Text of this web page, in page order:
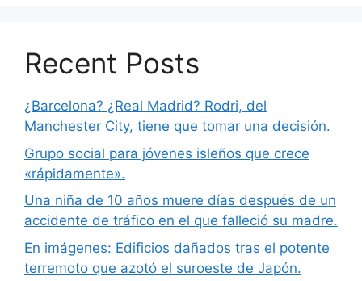
Recent Posts
¿Barcelona? ¿Real Madrid? Rodri, del
Manchester City, tiene que tomar una decisión.
Grupo social para jóvenes isleños que crece
«rápidamente».
Una niña de 10 años muere días después de un
accidente de tráfico en el que falleció su madre.
En imágenes: Edificios dañados tras el potente
terremoto que azotó el suroeste de Japón.